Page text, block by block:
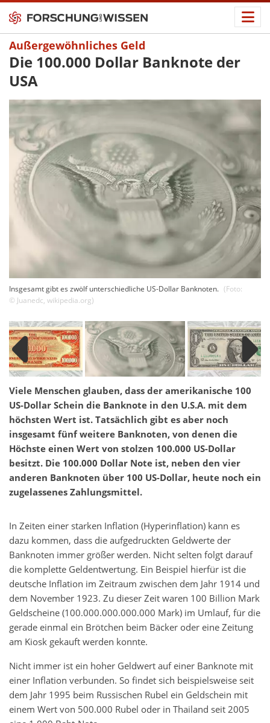
Außergewöhnliches Geld
Die 100.000 Dollar Banknote der
USA
Insgesamt gibt es zwölf unterschiedliche US-Dollar Banknoten. (Foto:
© Juanedc, wikipedia.org)
Viele Menschen glauben, dass der amerikanische 100
US-Dollar Schein die Banknote in den U.S.A. mit dem
höchsten Wert ist. Tatsächlich gibt es aber noch
insgesamt fünf weitere Banknoten, von denen die
Höchste einen Wert von stolzen 100.000 US-Dollar
besitzt. Die 100.000 Dollar Note ist, neben den vier
anderen Banknoten über 100 US-Dollar, heute noch ein
zugelassenes Zahlungsmittel.
In Zeiten einer starken Inflation (Hyperinflation) kann es
dazu kommen, dass die aufgedruckten Geldwerte der
Banknoten immer größer werden. Nicht selten folgt darauf
die komplette Geldentwertung. Ein Beispiel hierfür ist die
deutsche Inflation im Zeitraum zwischen dem Jahr 1914 und
dem November 1923. Zu dieser Zeit waren 100 Billion Mark
Geldscheine (100.000.000.000.000 Mark) im Umlauf, für die
gerade einmal ein Brötchen beim Bäcker oder eine Zeitung
am Kiosk gekauft werden konnte.
Nicht immer ist ein hoher Geldwert auf einer Banknote mit
einer Inflation verbunden. So findet sich beispielsweise seit
dem Jahr 1995 beim Russischen Rubel ein Geldschein mit
einem Wert von 500.000 Rubel oder in Thailand seit 2005